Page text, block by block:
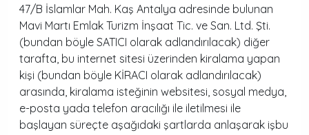
47/B İslamlar Mah. Kaş Antalya adresinde bulunan
Mavi Martı Emlak Turizm İnşaat Tic. ve San. Ltd. Şti.
(bundan böyle SATICI olarak adlandırılacak) diğer
tarafta, bu internet sitesi üzerinden kiralama yapan
kişi (bundan böyle KİRACI olarak adlandırılacak)
arasında, kiralama isteğinin websitesi, sosyal medya,
e-posta yada telefon aracılığı ile iletilmesi ile
başlayan süreçte aşağıdaki şartlarda anlaşarak işbu